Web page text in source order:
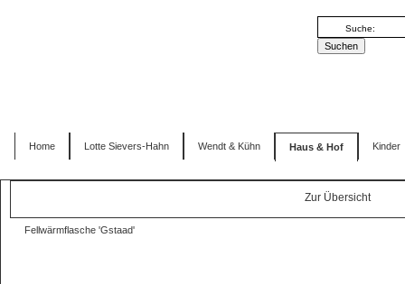
Home Lotte Sievers-Hahn Wendt & Kühn Haus & Hof Kinder
Zur Übersicht
Fellwärmflasche 'Gstaad'